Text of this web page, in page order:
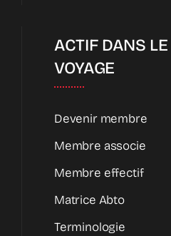
ACTIF DANS
VOYAGE
Devenir membre
Membre associe
Membre effectif
Matrice Abto
Terminologie